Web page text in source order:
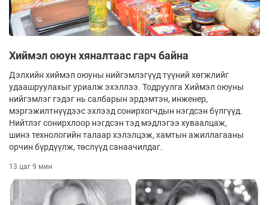
Хиймэл оюун хяналтаас гарч байна
Дэлхийн хиймэл оюуны нийгэмлэгүүд түүний хөгжлийг
удаашруулахыг уриалж эхэллээ. Тодруулга Хиймэл оюуны
нийгэмлэг гэдэг нь салбарын эрдэмтэн, инженер,
мэргэжилтнүүдээс эхлээд сонирхогчдын нэгдсэн бүлгүүд.
Нийтлэг сонирхлоор нэгдсэн тэд мэдлэгээ хуваалцаж,
шинэ технологийн талаар хэлэлцэж, хамтын ажиллагааны
орчин бүрдүүлж, төслүүд санаачилдаг.
13 цаг 9 мин